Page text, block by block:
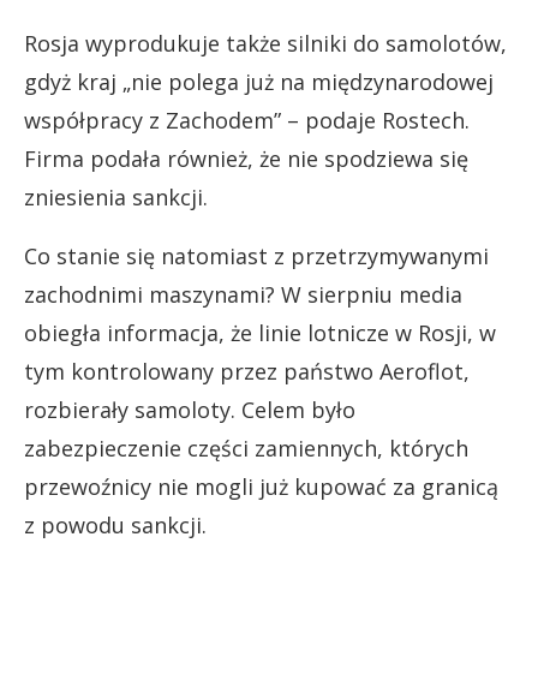
Rosja wyprodukuje także silniki do samolotów,
gdyż kraj „nie polega już na międzynarodowej
współpracy z Zachodem” – podaje Rostech.
Firma podała również, że nie spodziewa się
zniesienia sankcji.
Co stanie się natomiast z przetrzymywanymi
zachodnimi maszynami? W sierpniu media
obiegła informacja, że linie lotnicze w Rosji, w
tym kontrolowany przez państwo Aeroflot,
rozbierały samoloty. Celem było
zabezpieczenie części zamiennych, których
przewoźnicy nie mogli już kupować za granicą
z powodu sankcji.